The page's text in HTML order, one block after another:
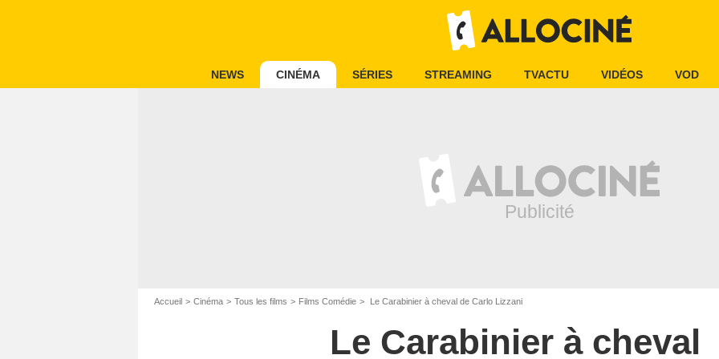
NEWS CINÉMA SÉRIES STREAMING TVACTU VIDÉOS VOD
Accueil Cinéma Tous les films Films Comédie Le Carabinier à cheval de Carlo Lizzani
Le Carabinier à cheval